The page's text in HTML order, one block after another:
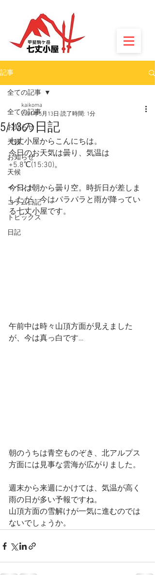
記事
全ての記事
お知らせ
天候
お知らせ
天候
イベント
コラム日記
トピックス
日記
全ての記事
5/13の日記
kaikoma
2021年5月13日 読了時間: 1分
七丈小屋からこんにちは。
今日のお天気は曇り、気温は
+5.8℃(15:30)。
今日は朝から曇り空。時折日が差しま
したが、今はパラパラと雨が降ってい
る七丈小屋です。
午前中は時々山頂方面が見えました
が、今は真っ白です…
朝のうちは青空ものぞき、北アルプス
方面には見事な雲海が広がりました。
週末から来週にかけては、気温が高く
雨の日が多い予報ですね。
山頂方面の雪解けが一気に進むのでは
ないでしょうか。